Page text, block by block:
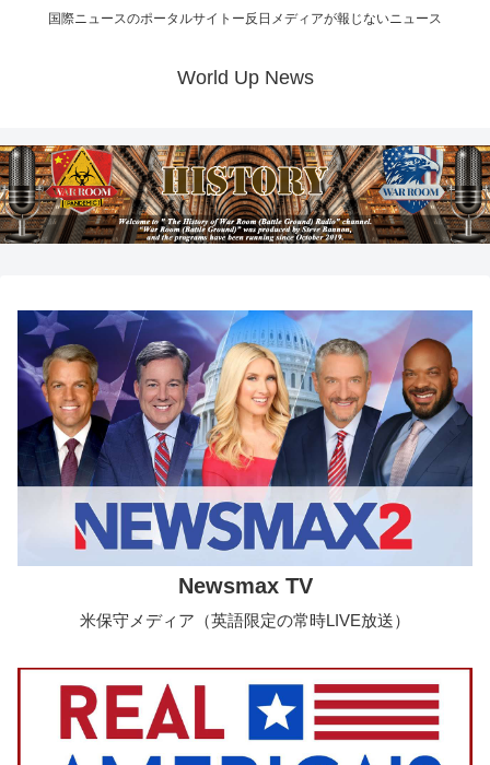
国際ニュースのポータルサイトー反日メディアが報じないニュース
World Up News
Newsmax TV
米保守メディア（英語限定の常時LIVE放送）